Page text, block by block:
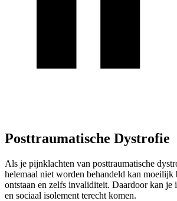
Posttraumatische Dystrofie
Als je pijnklachten van posttraumatische
helemaal niet worden behandeld kan moeilijk
ontstaan en zelfs invaliditeit. Daardoor kan je
en sociaal isolement terecht komen.